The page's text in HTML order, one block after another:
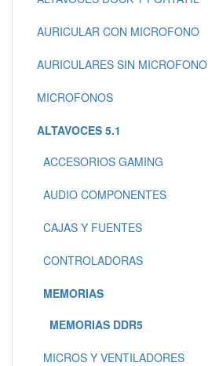
AURICULAR CON MICROFONO
AURICULARES SIN MICROFONO
MICROFONOS
ALTAVOCES 5.1
ACCESORIOS GAMING
AUDIO COMPONENTES
CAJAS Y FUENTES
CONTROLADORAS
MEMORIAS
MEMORIAS DDR5
MICROS Y VENTILADORES